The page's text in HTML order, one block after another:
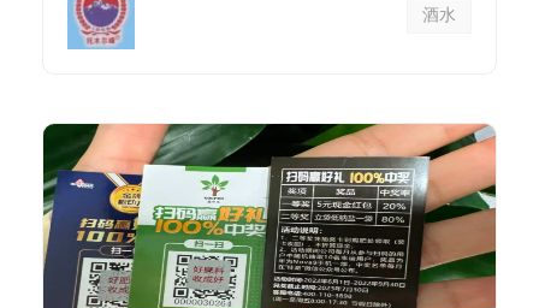
酒水